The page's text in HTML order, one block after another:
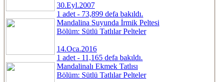
30.Eyl.2007
1 adet - 73,899 defa bakıldı.
Mandalina Suyunda İrmik Peltesi
Bölüm: Sütlü Tatlılar Pelteler
14.Oca.2016
1 adet - 11,165 defa bakıldı.
Mandalinalı Ekmek Tatlısı
Bölüm: Sütlü Tatlılar Pelteler